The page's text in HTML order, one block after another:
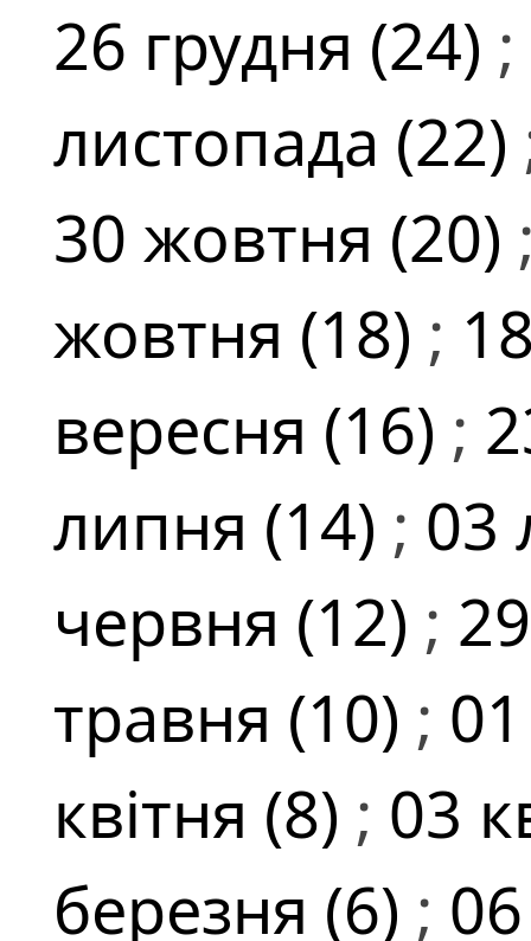
26 грудня (24) ;
листопада (22)
30 жовтня (20)
жовтня (18) ;
вересня (16) ;
липня (14) ; 03
червня (12) ;
травня (10) ;
квітня (8) ; 03
березня (6) ;